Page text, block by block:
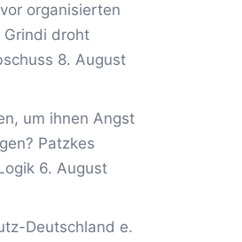
organisierten
Grindi droht
8. August
um ihnen Angst
Patzkes
6. August
Deutschland e.